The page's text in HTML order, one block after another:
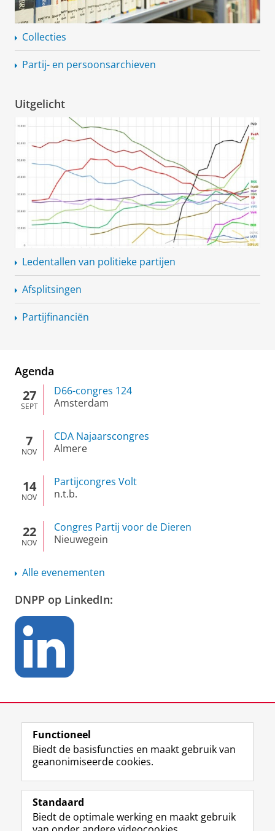
Collecties
Partij- en persoonsarchieven
Uitgelicht
Ledentallen van politieke partijen
Afsplitsingen
Partijfinanciën
Agenda
27
SEPT
D66-congres 124
Amsterdam
7
NOV
CDA Najaarscongres
Almere
14
NOV
Partijcongres Volt
n.t.b.
22
NOV
Congres Partij voor de Dieren
Nieuwegein
Alle evenementen
DNPP op LinkedIn:
Volg de RUG
F
a
e
L
i
k
R
S
-
I
n
t
Y
o
T
Studiekiezers
Functioneel
Biedt de basisfuncties en maakt gebruik van
geanonimiseerde cookies.
Standaard
Biedt de optimale werking en maakt gebruik